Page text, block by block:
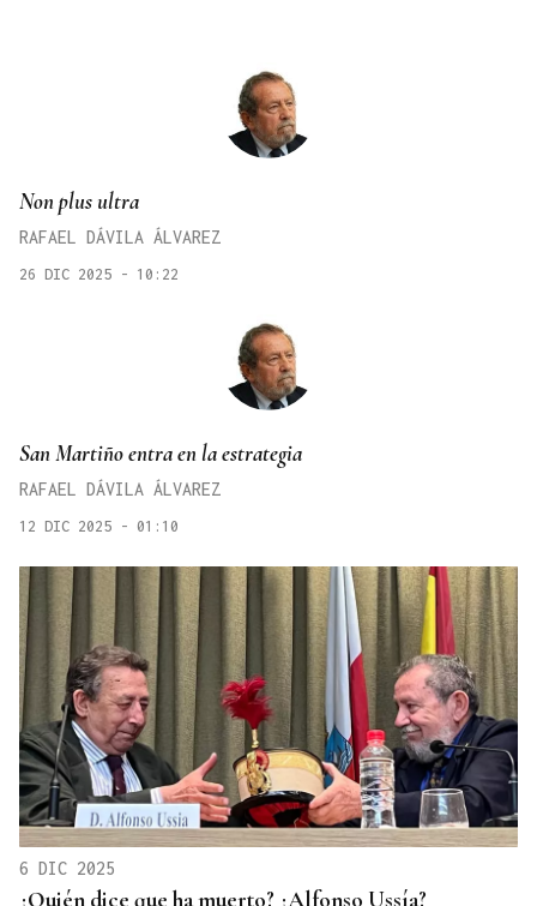
Non plus ultra
RAFAEL DÁVILA ÁLVAREZ
26 DIC 2025 - 10:22
San Martiño entra en la estrategia
RAFAEL DÁVILA ÁLVAREZ
12 DIC 2025 - 01:10
6 DIC 2025
¿Quién dice que ha muerto? ¿Alfonso Ussía?